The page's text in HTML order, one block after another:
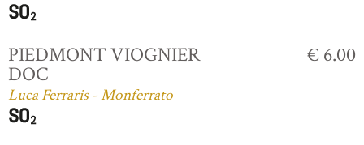
PIEDMONT VIOGNIER
DOC
Luca Ferraris - Monferrato
€ 6.00